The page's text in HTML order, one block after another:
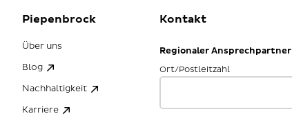
Piepenbrock
Über uns
Blog
Nachhaltigkeit
Karriere
Kontakt
Regionaler Ansprechpartner
Ort/Postleitzahl